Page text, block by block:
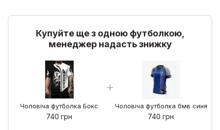
Купуйте ще з одною футболкою,
менеджер надасть знижку
Чоловіча футболка Бокс
740 грн
Чоловіча футболка бмв синя
740 грн